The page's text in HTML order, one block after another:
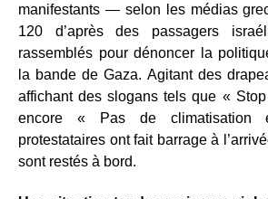
manifestants — selon les médias
120 d’après des passagers
rassemblés pour dénoncer la
la bande de Gaza. Agitant des
affichant des slogans tels que «
encore « Pas de
protestataires ont fait barrage à
sont restés à bord.